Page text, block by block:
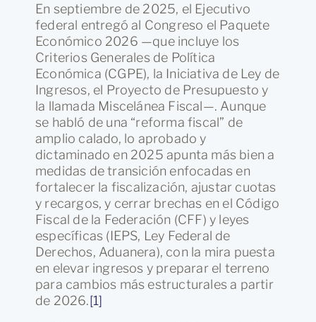
En septiembre de 2025, el Ejecutivo
federal entregó al Congreso el Paquete
Económico 2026 —que incluye los
Criterios Generales de Política
Económica (CGPE), la Iniciativa de Ley de
Ingresos, el Proyecto de Presupuesto y
la llamada Miscelánea Fiscal—. Aunque
se habló de una “reforma fiscal” de
amplio calado, lo aprobado y
dictaminado en 2025 apunta más bien a
medidas de transición enfocadas en
fortalecer la fiscalización, ajustar cuotas
y recargos, y cerrar brechas en el Código
Fiscal de la Federación (CFF) y leyes
específicas (IEPS, Ley Federal de
Derechos, Aduanera), con la mira puesta
en elevar ingresos y preparar el terreno
para cambios más estructurales a partir
de 2026.[1]